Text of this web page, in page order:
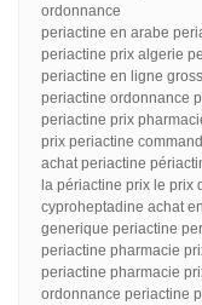
ordonnance
periactine en arabe
periactine prix algerie
periactine en ligne
periactine ordonnance
periactine prix
prix periactine
achat periactine
la périactine prix le prix
cyproheptadine achat
generique periactine
periactine pharmacie
periactine pharmacie
ordonnance periactine